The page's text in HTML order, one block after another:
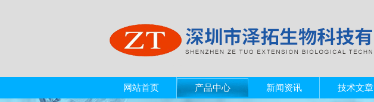
网站首页 产品中心 新闻资讯 技术文章